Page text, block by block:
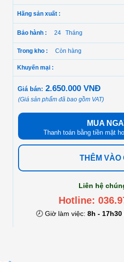
Hãng sản xuất :
Bảo hành : 24 Tháng
Trong kho : Còn hàng
Khuyến mại :
Giá bán: 2.650.000 VNĐ
(Giá sản phẩm đã bao gồm VAT)
MUA
Thanh toán bằng tiền mặt
THÊM VÀO
Liên hệ
Hotline:
🕗 Giờ làm việc: 8h - 17h30